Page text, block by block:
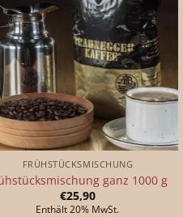
FRÜHSTÜCKSMISCHUNG
ganz 1000 g
€25,90
Enthält 20% MwSt.